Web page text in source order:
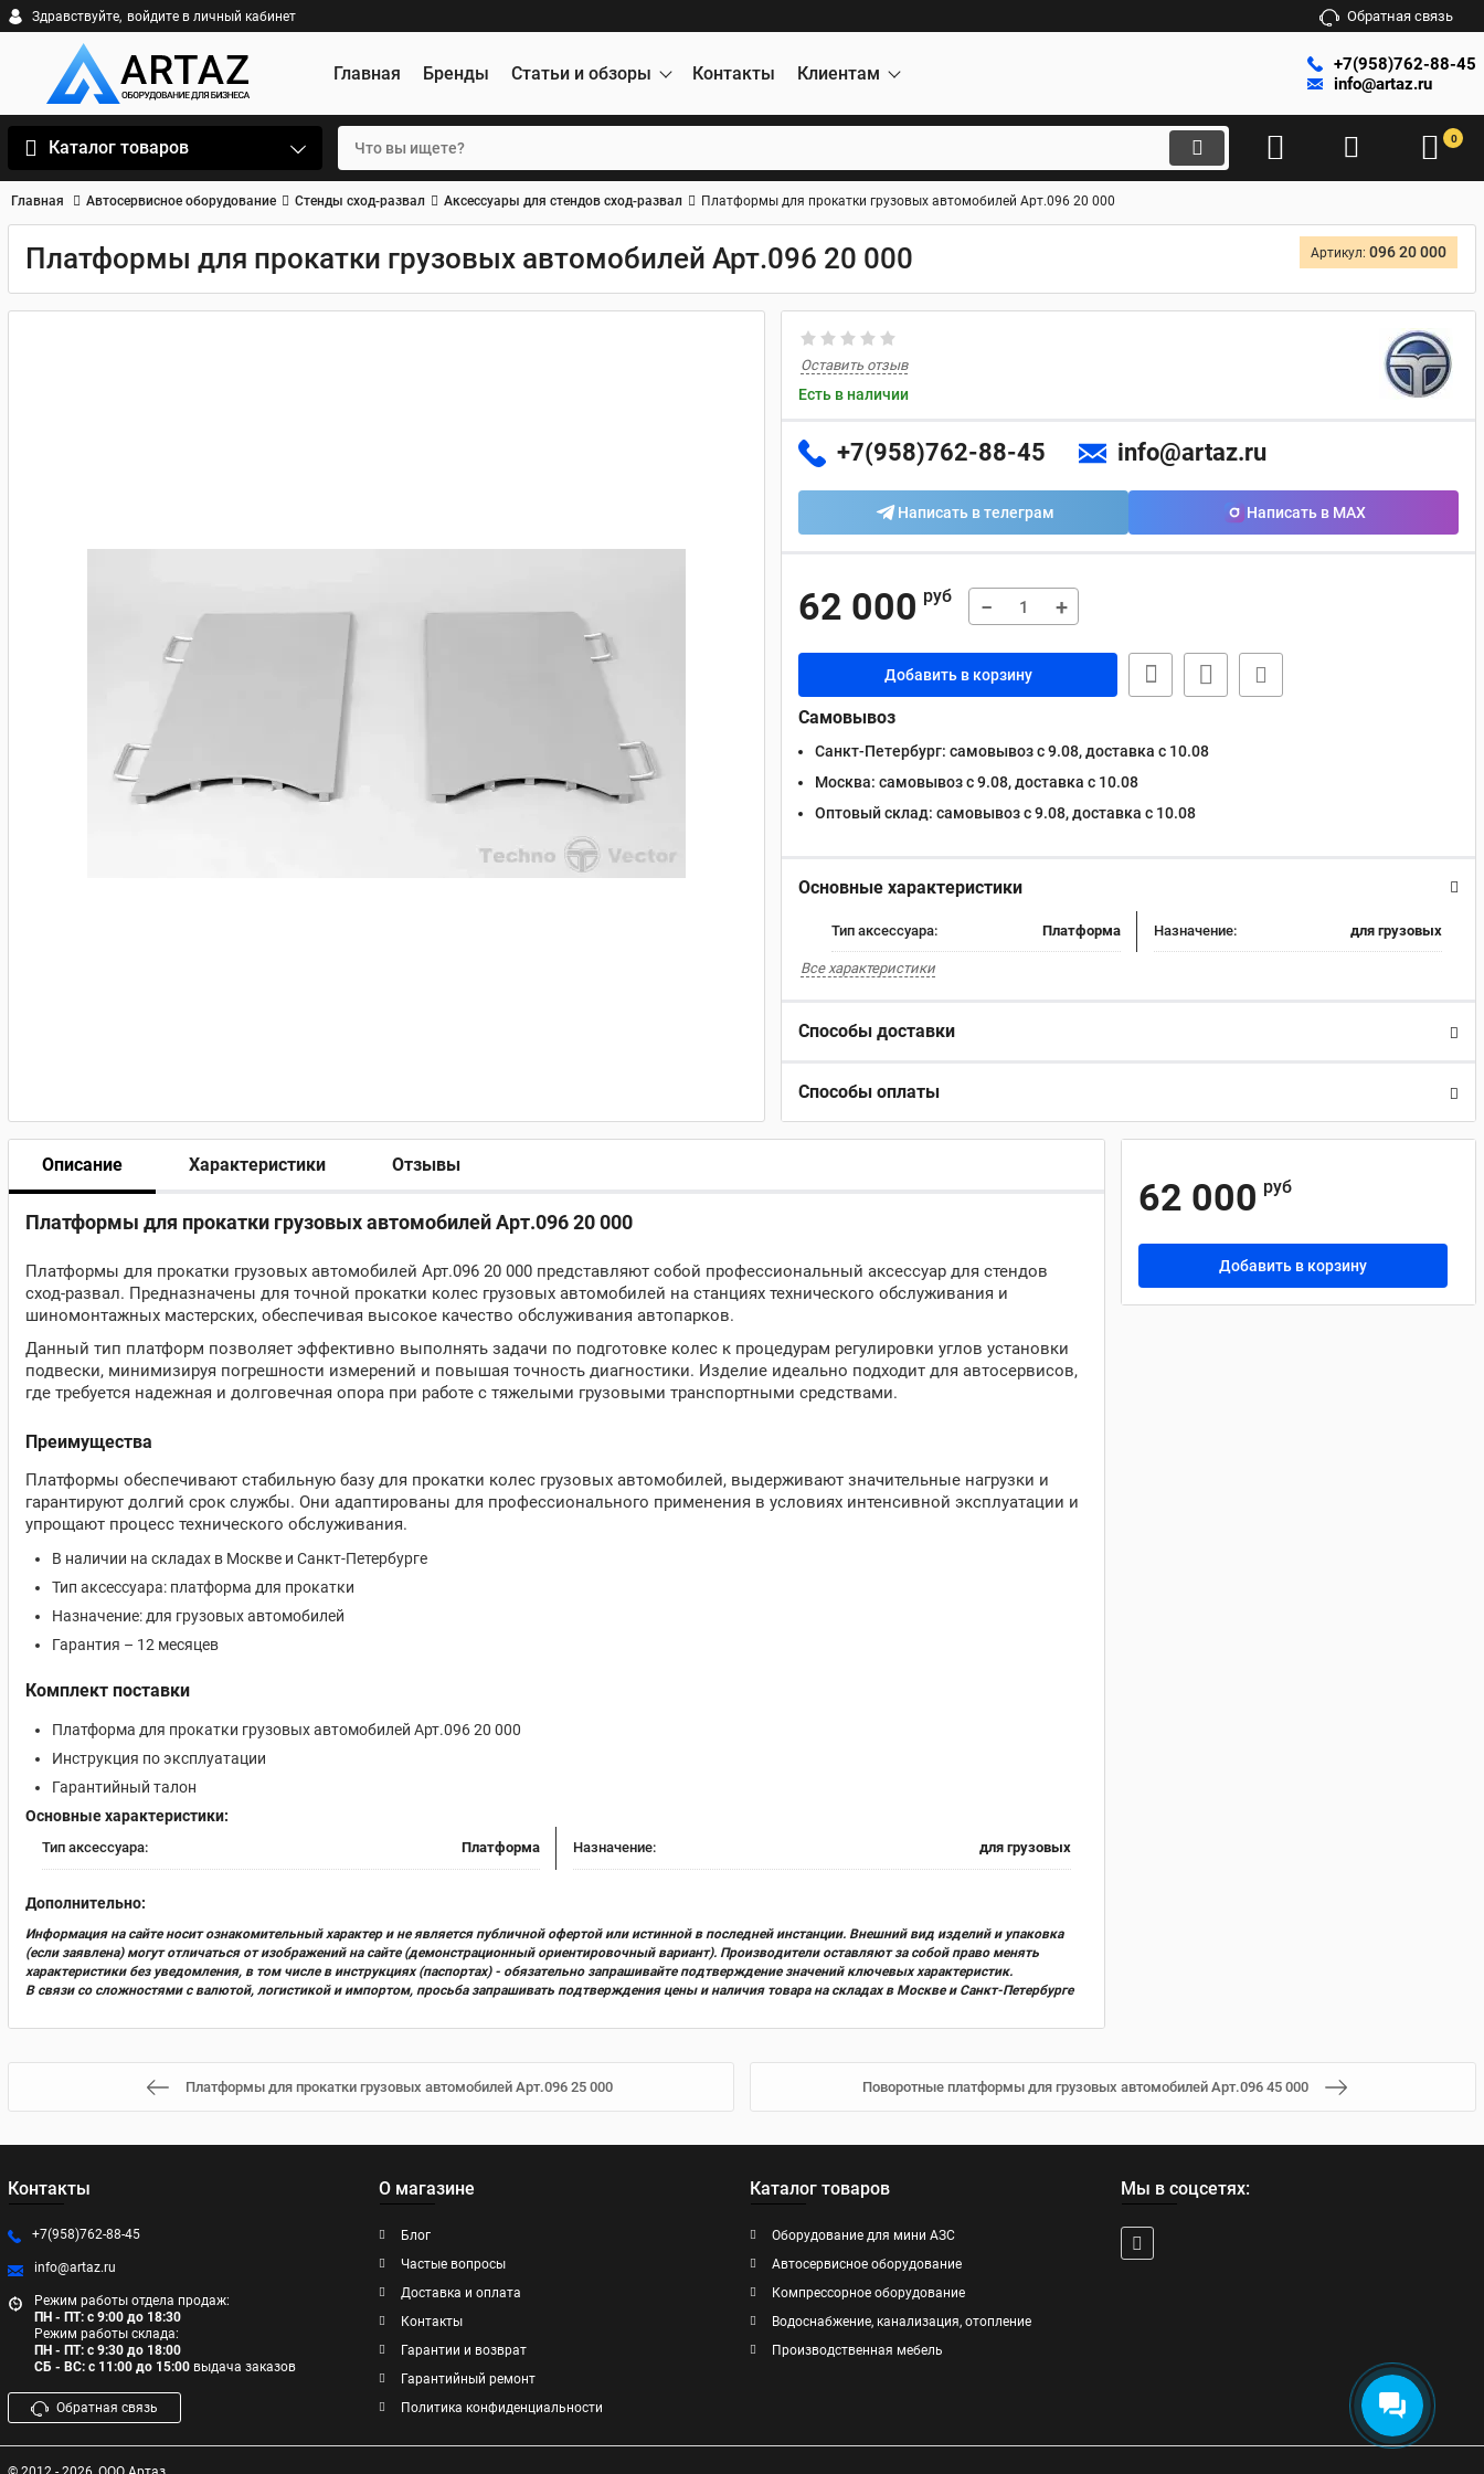
Здравствуйте, войдите в личный кабинет Обратная связь
Главная Бренды Статьи и обзоры Контакты Клиентам
+7(958)762-88-45
info@artaz.ru
Каталог товаров 0
Главная Автосервисное оборудование Стенды сход-развал Аксессуары для стендов сход-развал Платформы для прокатки грузовых автомобилей Арт.096 20 000
Платформы для прокатки грузовых автомобилей Арт.096 20 000 Артикул: 096 20 000
Оставить отзыв
Есть в наличии
+7(958)762-88-45 info@artaz.ru
Написать в телеграм Написать в MAX
62 000 руб − +
Добавить в корзину
Самовывоз
Санкт-Петербург: самовывоз с 9.08, доставка c 10.08
Москва: самовывоз с 9.08, доставка c 10.08
Оптовый склад: самовывоз с 9.08, доставка c 10.08
Основные характеристики
Тип аксессуара: Платформа Назначение: для грузовых
Все характеристики
Способы доставки
Способы оплаты
Описание Характеристики Отзывы
Платформы для прокатки грузовых автомобилей Арт.096 20 000
Платформы для прокатки грузовых автомобилей Арт.096 20 000 представляют собой профессиональный аксессуар для стендов
сход-развал. Предназначены для точной прокатки колес грузовых автомобилей на станциях технического обслуживания и
шиномонтажных мастерских, обеспечивая высокое качество обслуживания автопарков.
Данный тип платформ позволяет эффективно выполнять задачи по подготовке колес к процедурам регулировки углов установки
подвески, минимизируя погрешности измерений и повышая точность диагностики. Изделие идеально подходит для автосервисов,
где требуется надежная и долговечная опора при работе с тяжелыми грузовыми транспортными средствами.
Преимущества
Платформы обеспечивают стабильную базу для прокатки колес грузовых автомобилей, выдерживают значительные нагрузки и
гарантируют долгий срок службы. Они адаптированы для профессионального применения в условиях интенсивной эксплуатации и
упрощают процесс технического обслуживания.
В наличии на складах в Москве и Санкт-Петербурге
Тип аксессуара: платформа для прокатки
Назначение: для грузовых автомобилей
Гарантия – 12 месяцев
Комплект поставки
Платформа для прокатки грузовых автомобилей Арт.096 20 000
Инструкция по эксплуатации
Гарантийный талон
Основные характеристики:
Тип аксессуара: Платформа Назначение: для грузовых
Дополнительно:
Информация на сайте носит ознакомительный характер и не является публичной офертой или истинной в последней инстанции. Внешний вид изделий и упаковка
(если заявлена) могут отличаться от изображений на сайте (демонстрационный ориентировочный вариант). Производители оставляют за собой право менять
характеристики без уведомления, в том числе в инструкциях (паспортах) - обязательно запрашивайте подтверждение значений ключевых характеристик.
В связи со сложностями с валютой, логистикой и импортом, просьба запрашивать подтверждения цены и наличия товара на складах в Москве и Санкт-Петербурге
62 000 руб
Добавить в корзину
Платформы для прокатки грузовых автомобилей Арт.096 25 000 Поворотные платформы для грузовых автомобилей Арт.096 45 000
Контакты
+7(958)762-88-45
info@artaz.ru
Режим работы отдела продаж:
ПН - ПТ: с 9:00 до 18:30
Режим работы склада:
ПН - ПТ: с 9:30 до 18:00
СБ - ВС: с 11:00 до 15:00 выдача заказов
Обратная связь
О магазине
Блог
Частые вопросы
Доставка и оплата
Контакты
Гарантии и возврат
Гарантийный ремонт
Политика конфиденциальности
Каталог товаров
Оборудование для мини АЗС
Автосервисное оборудование
Компрессорное оборудование
Водоснабжение, канализация, отопление
Производственная мебель
Мы в соцсетях: